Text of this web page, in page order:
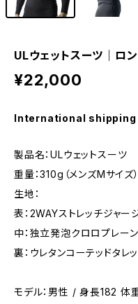
ULウェットスーツ｜ロ
¥22,000
International shipping
製品名：ULウェットスーツ
重量：310g（メンズMサイズ）
生地：
表：2WAYストレッチジャー
中：独立発泡クロロプレー
裏：ウレタンコーテッドタレ
モデル：男性 / 身長182